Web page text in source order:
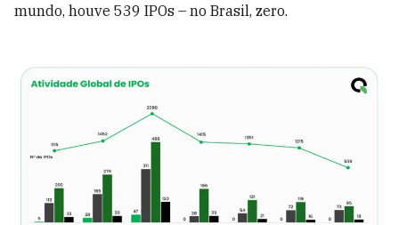
mundo, houve 539 IPOs – no Brasil, zero.